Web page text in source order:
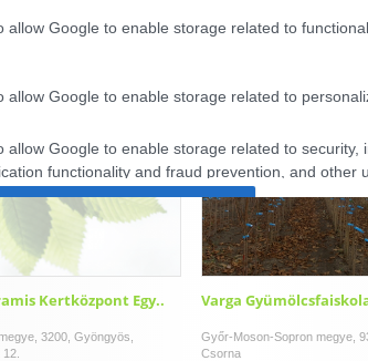
allow Google to enable storage related to
allow Google to enable storage related to
allow Google to enable storage related to security,
functionality and fraud prevention, and other
CONFIRM
2459, Rácalmás, 6-os
Pest megye, 2131, Göd,
Kertközpont Egy..
3200, Gyöngyös,
Varga
Győr-Moson-Sopron megye,
Csorna